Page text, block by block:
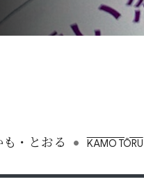
も・とおる • KAMO TŌRU